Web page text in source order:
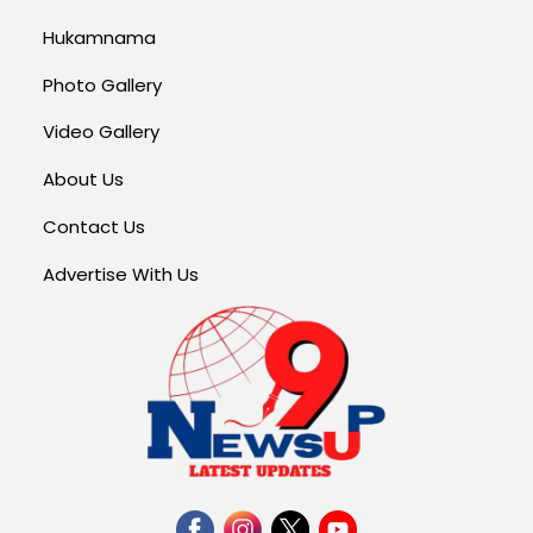
Hukamnama
Photo Gallery
Video Gallery
About Us
Contact Us
Advertise With Us